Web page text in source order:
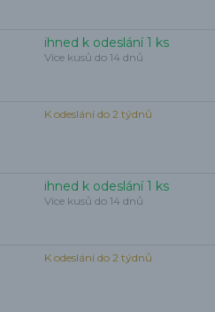
ihned k odeslání 1 ks
Více kusů do 14 dnů
K odeslání do 2 týdnů
ihned k odeslání 1 ks
Více kusů do 14 dnů
K odeslání do 2 týdnů